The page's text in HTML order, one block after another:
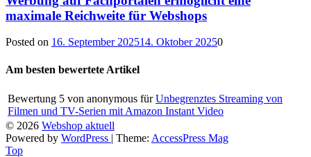
maximale Reichweite für Webshops
Posted on 16. September 202514. Oktober 20250
Am besten bewertete Artikel
Bewertung 5 von anonymous für Unbegrenztes Streaming von
Filmen und TV-Serien mit Amazon Instant Video
© 2026 Webshop aktuell
Powered by WordPress | Theme: AccessPress Mag
Top